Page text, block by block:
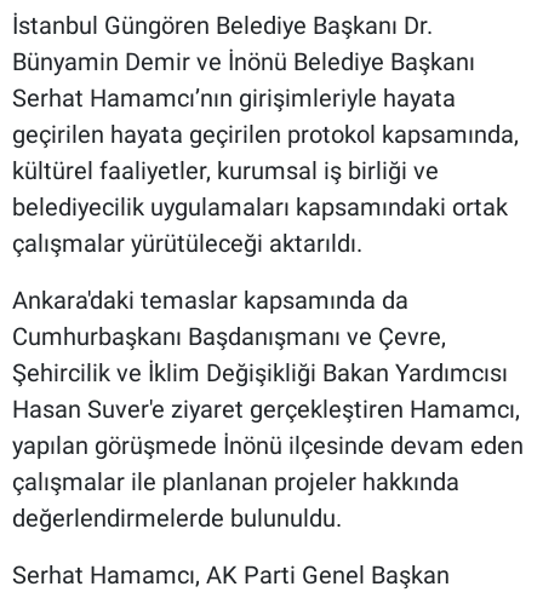
İstanbul Güngören Belediye Başkanı Dr.
Bünyamin Demir ve İnönü Belediye Başkanı
Serhat Hamamcı’nın girişimleriyle hayata
geçirilen hayata geçirilen protokol kapsamında,
kültürel faaliyetler, kurumsal iş birliği ve
belediyecilik uygulamaları kapsamındaki ortak
çalışmalar yürütüleceği aktarıldı.
Ankara'daki temaslar kapsamında da
Cumhurbaşkanı Başdanışmanı ve Çevre,
Şehircilik ve İklim Değişikliği Bakan Yardımcısı
Hasan Suver'e ziyaret gerçekleştiren Hamamcı,
yapılan görüşmede İnönü ilçesinde devam eden
çalışmalar ile planlanan projeler hakkında
değerlendirmelerde bulunuldu.
Serhat Hamamcı, AK Parti Genel Başkan